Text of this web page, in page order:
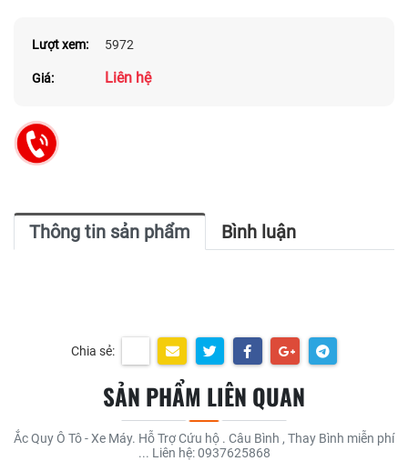
Lượt xem: 5972
Giá: Liên hệ
Thông tin sản phẩm Bình luận
Chia sẻ:
SẢN PHẨM LIÊN QUAN
Ắc Quy Ô Tô - Xe Máy. Hỗ Trợ Cứu hộ . Câu Bình , Thay Bình miễn phí
... Liên hệ: 0937625868